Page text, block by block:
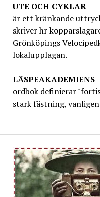
UTE OCH CYKLAR
är ett kränkande
skriver hr
Grönköpings
lokalupplagan.
LÄSPEAKADEMIENS
ordbok definierar
stark fästning,